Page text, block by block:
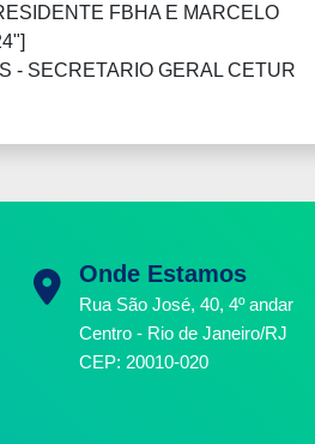
FBHA E MARCELO
- SECRETARIO GERAL CETUR
Onde Estamos
Rua São José, 40, 4º andar
Centro - Rio de Janeiro/RJ
CEP: 20010-020